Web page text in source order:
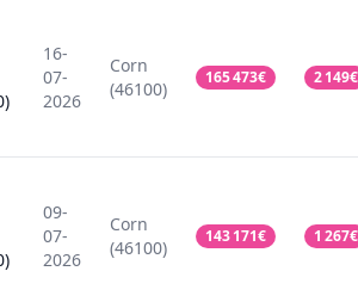
16-
07-
2026
Corn
(46100)
165 473€ 2 149€
09-
07-
2026
Corn
(46100)
143 171€ 1 267€